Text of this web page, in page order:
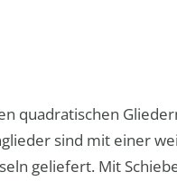
quadratischen
sind mit einer
geliefert. Mit